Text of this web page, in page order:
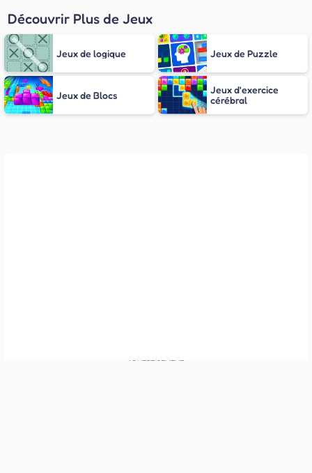
Découvrir Plus de Jeux
Jeux de logique Jeux de Puzzle
Jeux de Blocs
Jeux d'exercice
cérébral